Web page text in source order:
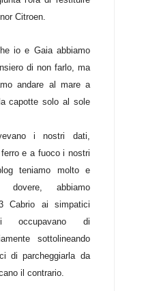
Citroen.
io e Gaia abbiamo
di non farlo, ma
andare al mare a
capotte solo al sole
i nostri dati,
e a fuoco i nostri
teniamo molto e
abbiamo
Cabrio ai simpatici
di
sottolineando
di parcheggiarla da
il contrario.